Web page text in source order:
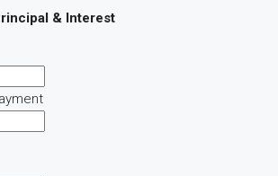
& Interest